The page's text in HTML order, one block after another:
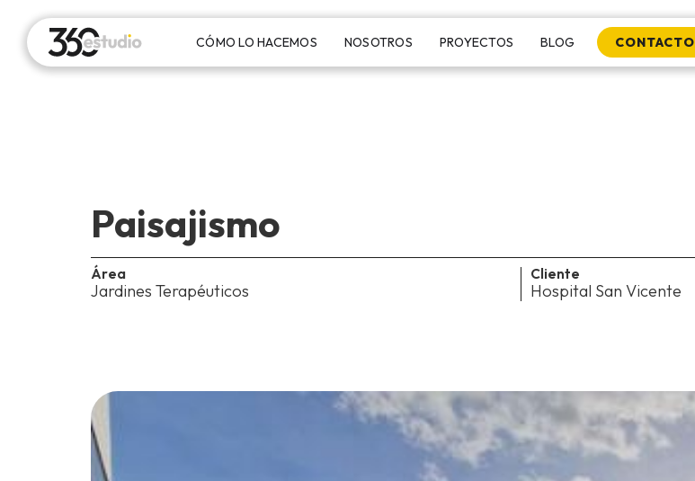
CÓMO LO HACEMOS NOSOTROS PROYECTOS BLOG CONTACTO
Paisajismo
Área
Jardines Terapéuticos
Cliente
Hospital San Vicente